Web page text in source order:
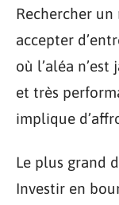
Rechercher un
accepter
où l’aléa
et très
implique
Le plus grand
Investir en